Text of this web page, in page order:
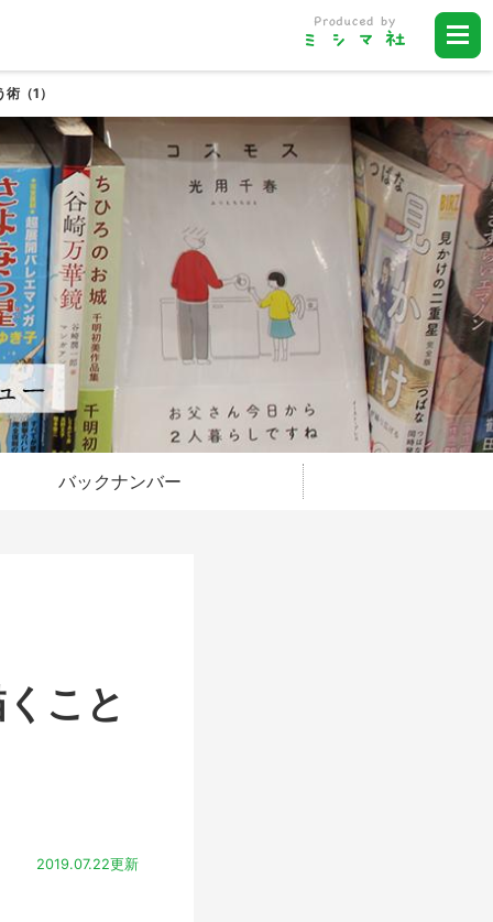
（1）
バックナンバー
こと
2019.07.22更新